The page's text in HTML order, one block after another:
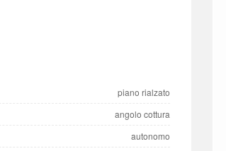
piano rialzato
angolo cottura
autonomo